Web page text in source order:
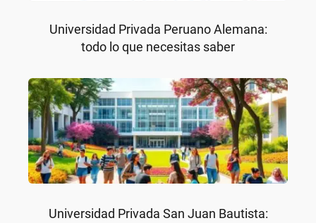
Universidad Privada Peruano Alemana:
todo lo que necesitas saber
Universidad Privada San Juan Bautista: